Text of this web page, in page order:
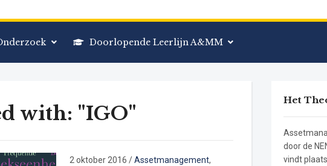
Doorlopende Leerlijn A&MM
with: "IGO"
2 oktober 2016 /Assetmanagement,
Het
door de
vindt